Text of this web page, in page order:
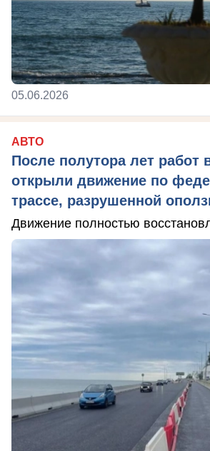
05.06.2026
АВТО
После полутора лет работ
открыли движение по
трассе, разрушенной
Движение полностью